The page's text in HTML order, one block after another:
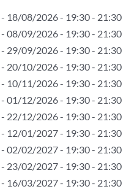
- 18/08/2026 - 19:30 - 21:30
- 08/09/2026 - 19:30 - 21:30
- 29/09/2026 - 19:30 - 21:30
- 20/10/2026 - 19:30 - 21:30
- 10/11/2026 - 19:30 - 21:30
- 01/12/2026 - 19:30 - 21:30
- 22/12/2026 - 19:30 - 21:30
- 12/01/2027 - 19:30 - 21:30
- 02/02/2027 - 19:30 - 21:30
- 23/02/2027 - 19:30 - 21:30
- 16/03/2027 - 19:30 - 21:30